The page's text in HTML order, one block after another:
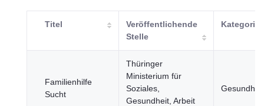
Titel
Veröffentlichende
Stelle
Kategorie
Familienhilfe
Sucht
Thüringer
Ministerium für
Soziales,
Gesundheit, Arbeit
Gesundheit